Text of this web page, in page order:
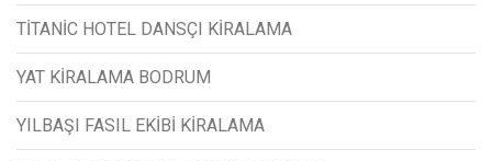
TİTANİC HOTEL DANSÇI KİRALAMA
YAT KİRALAMA BODRUM
YILBAŞI FASIL EKİBİ KİRALAMA